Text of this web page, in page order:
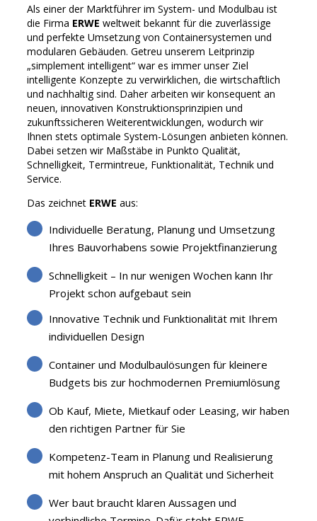
Als einer der Marktführer im System- und Modulbau ist
die Firma ERWE weltweit bekannt für die zuverlässige
und perfekte Umsetzung von Containersystemen und
modularen Gebäuden. Getreu unserem Leitprinzip
„simplement intelligent“ war es immer unser Ziel
intelligente Konzepte zu verwirklichen, die wirtschaftlich
und nachhaltig sind. Daher arbeiten wir konsequent an
neuen, innovativen Konstruktionsprinzipien und
zukunftssicheren Weiterentwicklungen, wodurch wir
Ihnen stets optimale System-Lösungen anbieten können.
Dabei setzen wir Maßstäbe in Punkto Qualität,
Schnelligkeit, Termintreue, Funktionalität, Technik und
Service.
Das zeichnet ERWE aus:
Individuelle Beratung, Planung und Umsetzung
Ihres Bauvorhabens sowie Projektfinanzierung
Schnelligkeit – In nur wenigen Wochen kann Ihr
Projekt schon aufgebaut sein
Innovative Technik und Funktionalität mit Ihrem
individuellen Design
Container und Modulbaulösungen für kleinere
Budgets bis zur hochmodernen Premiumlösung
Ob Kauf, Miete, Mietkauf oder Leasing, wir haben
den richtigen Partner für Sie
Kompetenz-Team in Planung und Realisierung
mit hohem Anspruch an Qualität und Sicherheit
Wer baut braucht klaren Aussagen und